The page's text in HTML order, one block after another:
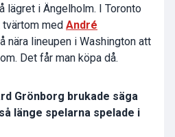
i Ängelholm. I Toronto
med André
nära lineupen i Washington att
Det får man köpa då.
Grönborg brukade säga
länge spelarna spelade i